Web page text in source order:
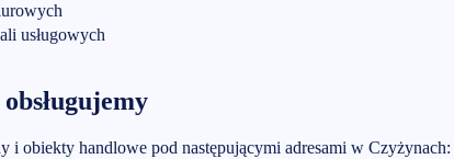
usługowych
i obiekty handlowe pod następującymi adresami w Czyżynach: